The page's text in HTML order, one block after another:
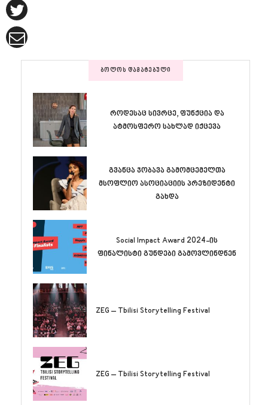
ᲑᲝᲚᲝᲡ ᲓᲐᲛᲐᲢᲔᲑᲣᲚᲘ
როდესაც სივრცე, ფუნქცია და
ატმოსფერო სახლად იქცევა
გვანცა ჯობავა გამომცემელთა
მსოფლიო ასოციაციის პრეზიდენტი
გახდა
Social Impact Award 2024-ის
ფინალისტი გუნდები გამოვლინდნენ
ZEG – Tbilisi Storytelling Festival
ZEG – Tbilisi Storytelling Festival